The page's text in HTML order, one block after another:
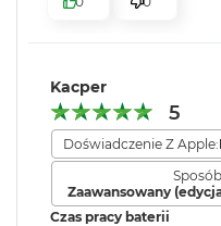
i
3
G
B
R
M
bezpieczeństwo i
KTO KOCHA
zdziałać cuda.
na Macu. Albo odebrać
wysłać z niego tekst
Moduł Bluetooth :
pamięci:
NIE
Kacper
5
Doświadczenie Z Apple:
Zaawansowany
Czas pracy baterii